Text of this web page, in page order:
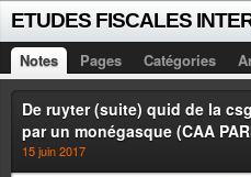
Notes Pages Catégories
De ruyter (suite) quid de la
par un monégasque (CAA
15 juin 2017